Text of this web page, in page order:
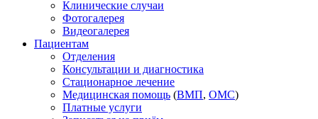
Клинические случаи
Фотогалерея
Видеогалерея
Пациентам
Отделения
Консультации и диагностика
Стационарное лечение
Медицинская помощь (ВМП, ОМС)
Платные услуги